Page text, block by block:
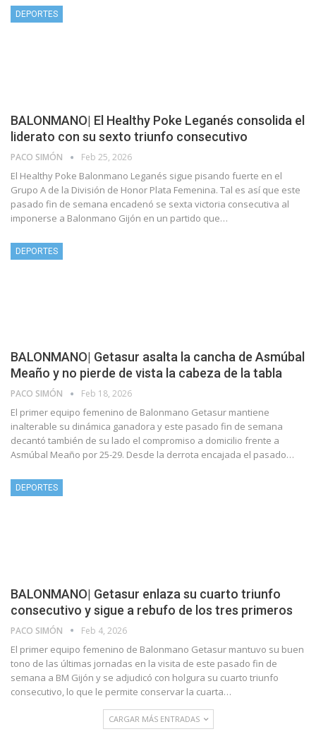
DEPORTES
BALONMANO| El Healthy Poke Leganés consolida el
liderato con su sexto triunfo consecutivo
PACO SIMÓN Feb 25, 2026
El Healthy Poke Balonmano Leganés sigue pisando fuerte en el
Grupo A de la División de Honor Plata Femenina. Tal es así que este
pasado fin de semana encadenó se sexta victoria consecutiva al
imponerse a Balonmano Gijón en un partido que…
DEPORTES
BALONMANO| Getasur asalta la cancha de Asmúbal
Meaño y no pierde de vista la cabeza de la tabla
PACO SIMÓN Feb 18, 2026
El primer equipo femenino de Balonmano Getasur mantiene
inalterable su dinámica ganadora y este pasado fin de semana
decantó también de su lado el compromiso a domicilio frente a
Asmúbal Meaño por 25-29. Desde la derrota encajada el pasado…
DEPORTES
BALONMANO| Getasur enlaza su cuarto triunfo
consecutivo y sigue a rebufo de los tres primeros
PACO SIMÓN Feb 4, 2026
El primer equipo femenino de Balonmano Getasur mantuvo su buen
tono de las últimas jornadas en la visita de este pasado fin de
semana a BM Gijón y se adjudicó con holgura su cuarto triunfo
consecutivo, lo que le permite conservar la cuarta…
CARGAR MÁS ENTRADAS